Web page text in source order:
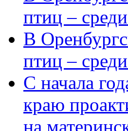
птиц –
В
птиц –
С начала
краю
на